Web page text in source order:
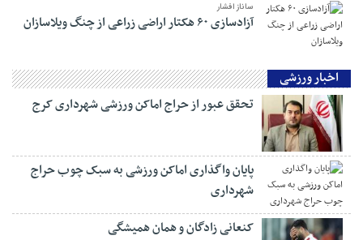
ساناز افشار
آزادسازی ۶۰ هکتار اراضی زراعی از چنگ ویلاسازان
اخبار ورزشی
تحقق عبور از حراج اماکن ورزشی شهرداری کرج
پایان واگذاری اماکن ورزشی به سبک چوب حراج
شهرداری
کنعانی زادگان و همان همیشگی